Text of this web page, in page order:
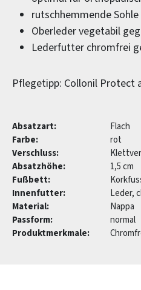
rutschhemmende
Oberleder vegetabil
Lederfutter chromfrei
Pflegetipp: Collonil Protect
Absatzart:
Flach
Farbe:
rot
Verschluss:
Absatzhöhe:
1,5 cm
Fußbett:
Innenfutter:
Leder,
Material:
Nappa
Passform:
normal
Produktmerkmale: